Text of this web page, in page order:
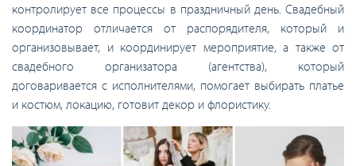
контролирует все процессы в праздничный день. Свадебный
координатор отличается от распорядителя, который и
организовывает, и координирует мероприятие, а также от
свадебного организатора (агентства), который
договаривается с исполнителями, помогает выбирать платье
и костюм, локацию, готовит декор и флористику.